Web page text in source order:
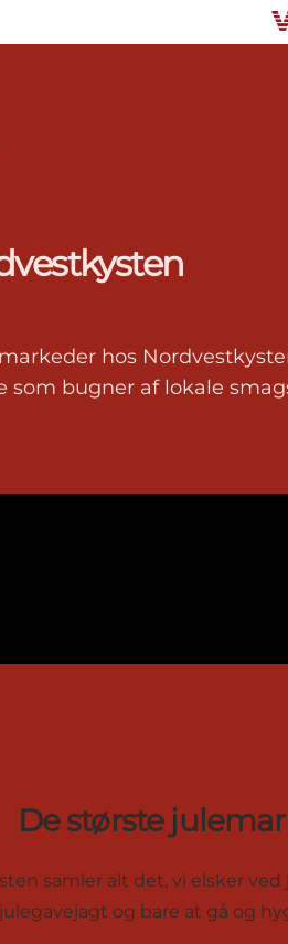
hos
bugner af lokale
De største
samler alt det, vi elsker
og bare at gå og